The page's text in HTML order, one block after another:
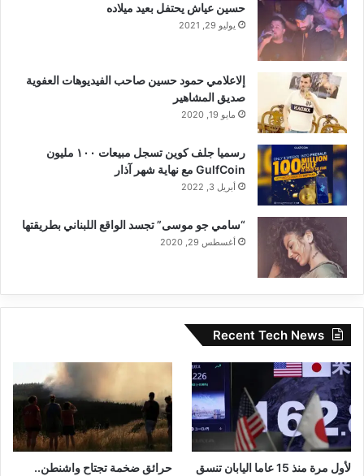
حسين عياش يحتفل بعيد ميلاده
يوليو 29, 2021
إلاعلامي حمود حسين صاحب الفيديوهات العفوية
صديق المشاهير
مايو 19, 2020
رسميا جلف كوين تسجل مبيعات ١٠٠ مليون
GulfCoin مع نهاية شهر آذار
أبريل 3, 2022
“سامي جو موسى” تجسد الواقع اللبناني بطريقتها
أغسطس 29, 2020
Recent Tech News
لأول مرة منذ 15 عاما اليابان تنسق
حرائق ضخمة تجتاح واشنطن..